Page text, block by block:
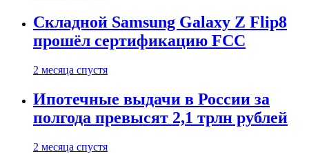
Складной Samsung Galaxy Z Flip8
прошёл сертификацию FCC
2 месяца спустя
Ипотечные выдачи в России за
полгода превысят 2,1 трлн рублей
2 месяца спустя